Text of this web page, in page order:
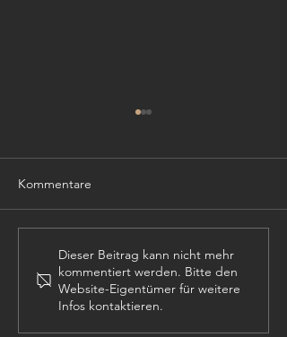
PROJEKTLEITER (m,w,d)
Kommentare
Dieser Beitrag kann nicht mehr
kommentiert werden. Bitte den
Website-Eigentümer für weitere
Infos kontaktieren.